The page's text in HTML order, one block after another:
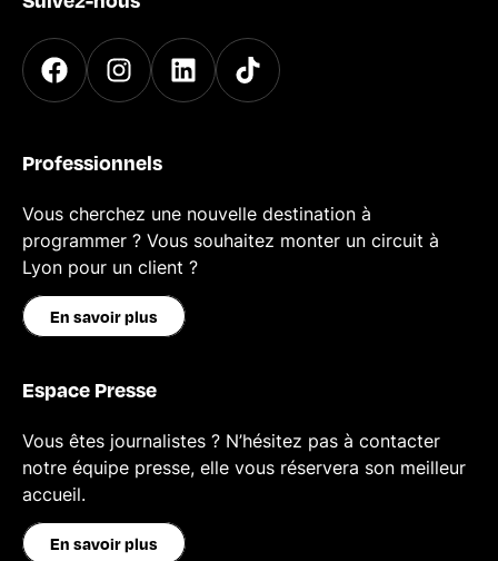
Professionnels
Vous cherchez une nouvelle destination à
programmer ? Vous souhaitez monter un circuit à
Lyon pour un client ?
En savoir plus
Espace Presse
Vous êtes journalistes ? N’hésitez pas à contacter
notre équipe presse, elle vous réservera son meilleur
accueil.
En savoir plus